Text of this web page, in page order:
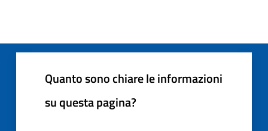
Quanto sono chiare le informazioni
su questa pagina?